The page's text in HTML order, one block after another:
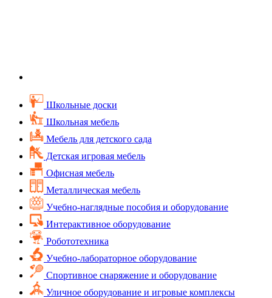
Школьные доски
Школьная мебель
Мебель для детского сада
Детская игровая мебель
Офисная мебель
Металлическая мебель
Учебно-наглядные пособия и оборудование
Интерактивное оборудование
Робототехника
Учебно-лабораторное оборудование
Спортивное снаряжение и оборудование
Уличное оборудование и игровые комплексы